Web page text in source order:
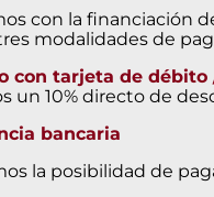
con la financiación
modalidades de
con tarjeta de débito
un 10% directo de
bancaria
la posibilidad de